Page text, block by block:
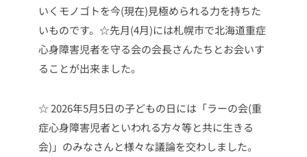
いくモノゴトを今(現在)見極められる力を持ちた
いものです。☆先月(4月)には札幌市で北海道重症
心身障害児者を守る会の会長さんたちとお会いす
ることが出来ました。
☆ 2026年5月5日の子どもの日には「ラーの会(重
症心身障害児者といわれる方々等と共に生きる
会)」のみなさんと様々な議論を交わしました。